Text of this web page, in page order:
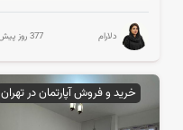
دلارام 377 روز پیش
خرید و فروش آپارتمان در تهران